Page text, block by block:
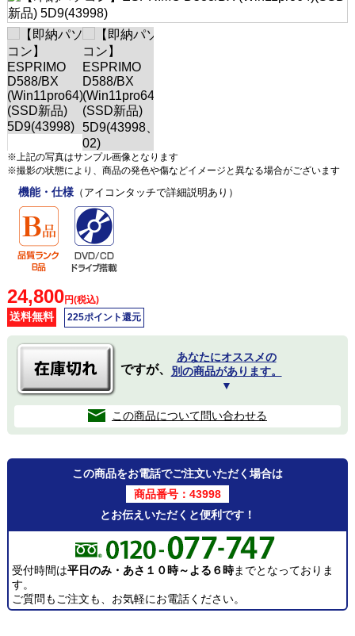
※上記の写真はサンプル画像となります
※撮影の状態により、商品の発色や傷などイメージと異なる場合がございます
機能・仕様（アイコンタッチで詳細説明あり）
24,800円(税込)
送料無料 225ポイント還元
ですが、
あなたにオススメの
別の商品があります。
▼
この商品について問い合わせる
この商品をお電話でご注文いただく場合は
商品番号：43998
とお伝えいただくと便利です！
受付時間は平日のみ・あさ１０時～よる６時までとなっておりま
す。
ご質問もご注文も、お気軽にお電話ください。